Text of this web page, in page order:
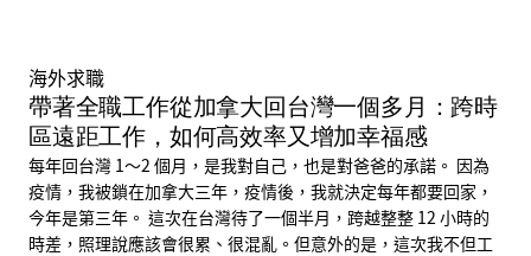
海外求職
帶著全職工作從加拿大回台灣一個多月：跨時
區遠距工作，如何高效率又增加幸福感
每年回台灣 1～2 個月，是我對自己，也是對爸爸的承諾。 因為
疫情，我被鎖在加拿大三年，疫情後，我就決定每年都要回家，
今年是第三年。 這次在台灣待了一個半月，跨越整整 12 小時的
時差，照理說應該會很累、很混亂。但意外的是，這次我不但工